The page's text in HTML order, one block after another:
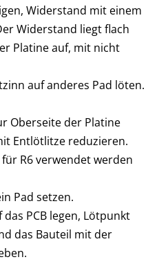
Widerstand mit einem
Widerstand liegt flach
Platine auf, mit nicht
auf anderes Pad löten.
Oberseite der Platine
Entlötlitze reduzieren.
R6 verwendet werden
Pad setzen.
PCB legen, Lötpunkt
das Bauteil mit der